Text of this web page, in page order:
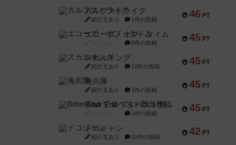
46 PT
ガルフストライク
紹介文あり 1件の投稿
45 PT
エコーズ・オブ・タイム
8件の投稿
45 PT
スカルキング
紹介文あり 12件の投稿
45 PT
海兵隊
紹介文あり 1件の投稿
45 PT
Bitter End ブタペスト救出作戦
1件の投稿
42 PT
ドコジャン
紹介文あり 10件の投稿